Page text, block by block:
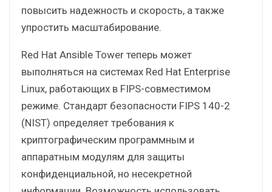
повысить надежность и скорость, а также
упростить масштабирование.
Red Hat Ansible Tower теперь может
выполняться на системах Red Hat Enterprise
Linux, работающих в FIPS-совместимом
режиме. Стандарт безопасности FIPS 140-2
(NIST) определяет требования к
криптографическим программным и
аппаратным модулям для защиты
конфиденциальной, но несекретной